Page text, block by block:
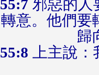
55:7 邪惡的人
轉意。他們要
歸
55:8 上主說：